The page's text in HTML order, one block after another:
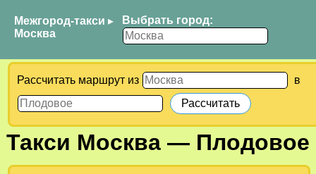
Межгород-такси ▸
Москва
Выбрать город:
Рассчитать маршрут из в
Такси Москва— Плодовое